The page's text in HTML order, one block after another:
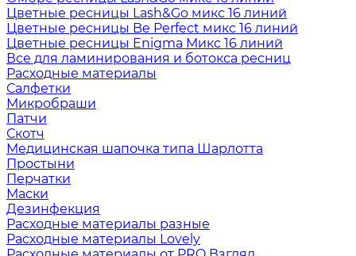
Цветные ресницы Lash&Go микс 16 линий
Цветные ресницы Be Perfect микс 16 линий
Цветные ресницы Enigma Микс 16 линий
Все для ламинирования и ботокса ресниц
Расходные материалы
Салфетки
Микробраши
Патчи
Скотч
Медицинская шапочка типа Шарлотта
Простыни
Перчатки
Маски
Дезинфекция
Расходные материалы разные
Расходные материалы Lovely